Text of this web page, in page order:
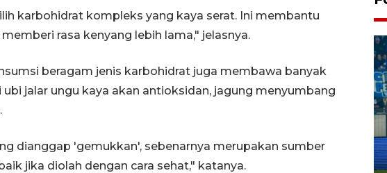
karbohidrat kompleks yang kaya serat. Ini membantu
rasa kenyang lebih lama," jelasnya.
beragam jenis karbohidrat juga membawa banyak
jalar ungu kaya akan antioksidan, jagung menyumbang
dianggap 'gemukkan', sebenarnya merupakan sumber
jika diolah dengan cara sehat," katanya.
dan manajerial SPPI di
Balikpapan